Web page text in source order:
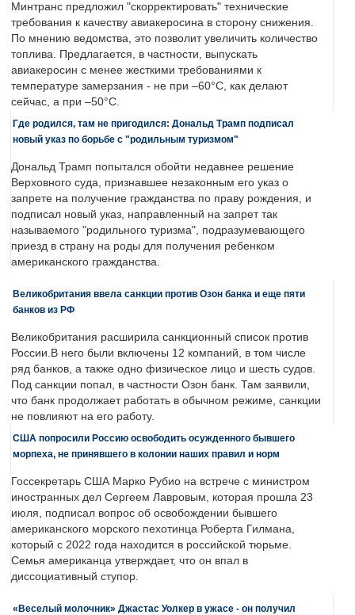
Минтранс предложил "скорректировать" технические
требования к качеству авиакеросина в сторону снижения.
По мнению ведомства, это позволит увеличить количество
топлива. Предлагается, в частности, выпускать
авиакеросин с менее жесткими требованиями к
температуре замерзания - не при –60°C, как делают
сейчас, а при –50°C.
Где родился, там не пригодился: Дональд Трамп подписал
новый указ по борьбе с "родильным туризмом"
Дональд Трамп попытался обойти недавнее решение
Верховного суда, признавшее незаконным его указ о
запрете на получение гражданства по праву рождения, и
подписал новый указ, направленный на запрет так
называемого "родильного туризма", подразумевающего
приезд в страну на роды для получения ребенком
американского гражданства.
Великобритания ввела санкции против Озон банка и еще пяти
банков из РФ
Великобритания расширила санкционный список против
России.В него были включены 12 компаний, в том числе
ряд банков, а также одно физическое лицо и шесть судов.
Под санкции попал, в частности Озон банк. Там заявили,
что банк продолжает работать в обычном режиме, санкции
не повлияют на его работу.
США попросили Россию освободить осужденного бывшего
морпеха, не принявшего в колонии наших правил и норм
Госсекретарь США Марко Рубио на встрече с министром
иностранных дел Сергеем Лавровым, которая прошла 23
июля, подписал вопрос об освобождении бывшего
американского морского пехотинца Роберта Гилмана,
который с 2022 года находится в российской тюрьме.
Семья американца утверждает, что он впал в
диссоциативный ступор.
«Веселый молочник» Джастас Уолкер в ужасе - он получил